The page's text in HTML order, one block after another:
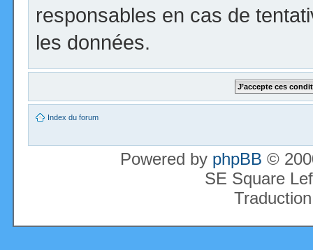
responsables en cas de
les données.
Index du forum
Powered by phpBB ©
SE Square